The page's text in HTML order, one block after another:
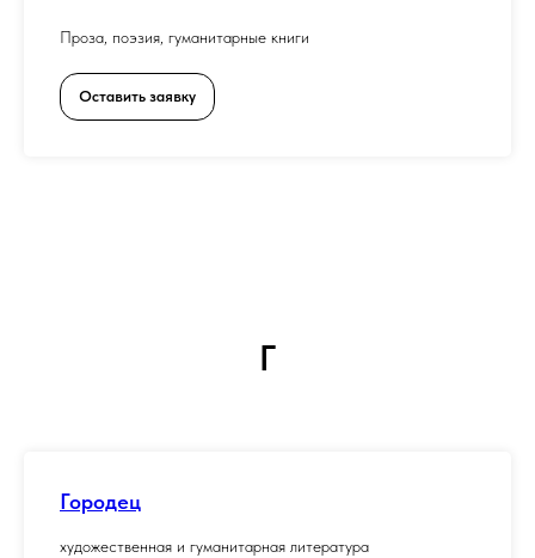
Проза, поэзия, гуманитарные книги
Оставить заявку
Г
Городец
художественная и гуманитарная литература